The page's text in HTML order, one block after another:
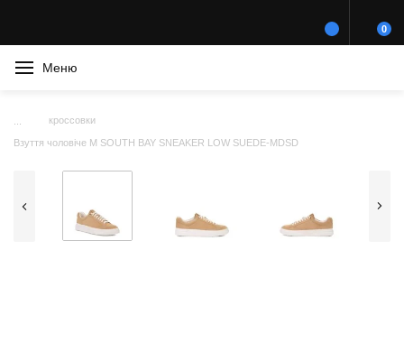
0
Меню
кроссовки
Взуття чоловіче M SOUTH BAY SNEAKER LOW SUEDE-MDSD